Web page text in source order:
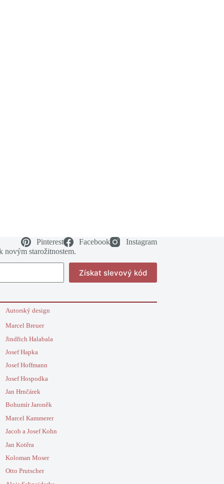
Pinterest Facebook Instagram
novým starožitnostem.
Získat slevový kód
Autorský design
Marcel Breuer
Jindřich Halabala
Josef Hapka
Josef Hoffmann
Josef Hospodka
Jan Hrnčárek
Bohumír Jaroněk
Marcel Kammerer
Jacob a Josef Kohn
Jan Kotěra
Koloman Moser
Otto Prutscher